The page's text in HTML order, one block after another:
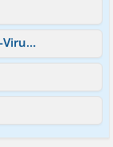
Emetophobie, Angst vor Magen-Darm-Virus Ausbruch in Familie